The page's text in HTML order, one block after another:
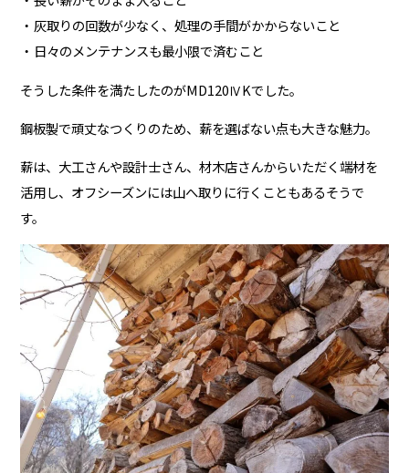
灰取りの回数が少なく、処理の手間がかからないこと
日々のメンテナンスも最小限で済むこと
そうした条件を満たしたのがMD120ⅣKでした。
鋼板製で頑丈なつくりのため、薪を選ばない点も大きな魅力。
薪は、大工さんや設計士さん、材木店さんからいただく端材を
活用し、オフシーズンには山へ取りに行くこともあるそうで
す。